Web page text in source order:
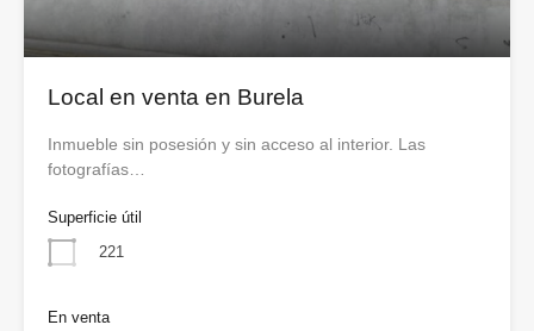
Local en venta en Burela
Inmueble sin posesión y sin acceso al interior. Las
fotografías…
Superficie útil
221
En venta